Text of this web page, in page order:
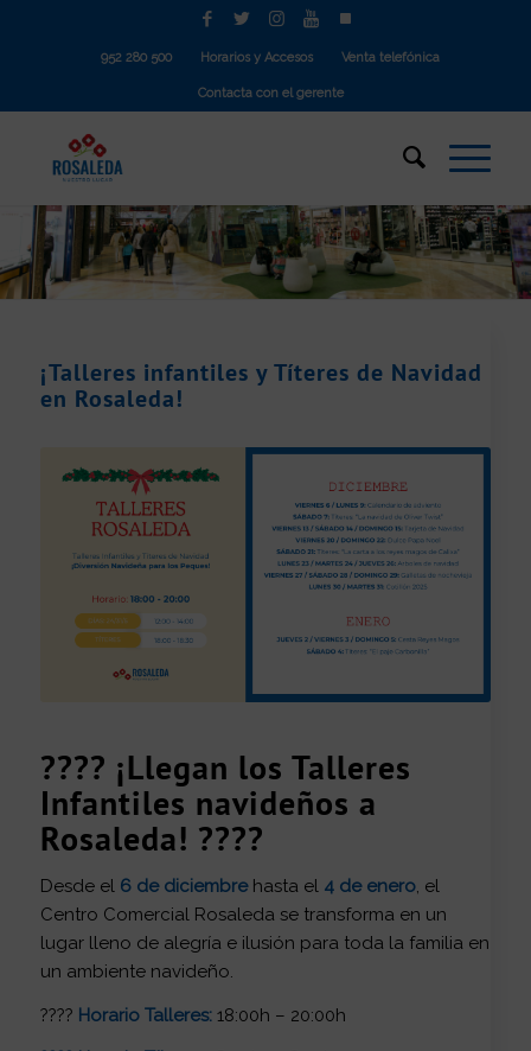
952 280 500 Horarios y Accesos Venta telefónica
Contacta con el gerente
¡Talleres infantiles y Títeres de Navidad
en Rosaleda!
???? ¡Llegan los Talleres
Infantiles navideños a
Rosaleda! ????
Desde el 6 de diciembrehasta el4 de enero, el
Centro Comercial Rosaleda se transforma en un
lugar lleno de alegría e ilusión para toda la familia en
un ambiente navideño.
???? Horario Talleres: 18:00h – 20:00h